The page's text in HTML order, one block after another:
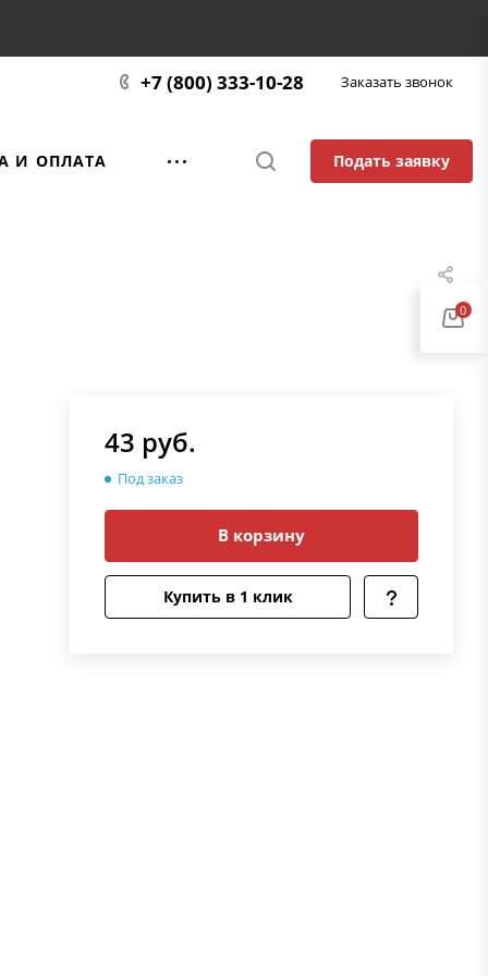
+7 (800) 333-10-28 Заказать звонок
И ОПЛАТА Подать заявку
43 руб.
Под заказ
В корзину
Купить в 1 клик
0